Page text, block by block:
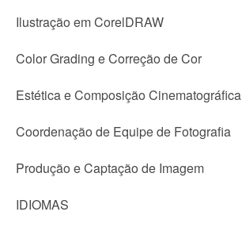
Ilustração em CorelDRAW
Color Grading e Correção de Cor
Estética e Composição Cinematográfica
Coordenação de Equipe de Fotografia
Produção e Captação de Imagem
IDIOMAS